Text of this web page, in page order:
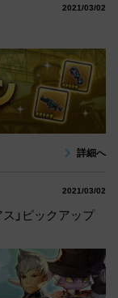
2021/03/02
詳細へ
2021/03/02
ス」ピックアップ